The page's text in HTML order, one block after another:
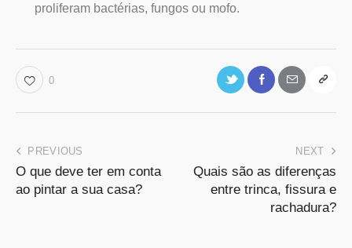
proliferam bactérias, fungos ou mofo.
0
PREVIOUS
O que deve ter em conta
ao pintar a sua casa?
NEXT
Quais são as diferenças
entre trinca, fissura e
rachadura?